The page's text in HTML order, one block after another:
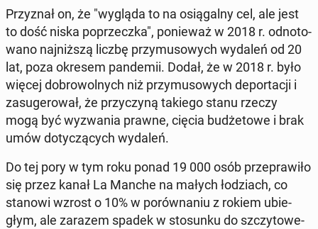
Przy­znał on, że "wygląda to na osią­gal­ny cel, ale jest
to dość niska po­przecz­ka", po­nie­waż w 2018 r. od­no­to­
wa­no naj­niż­szą liczbę przy­mu­so­wych wydaleń od 20
lat, poza okresem pan­de­mii. Dodał, że w 2018 r. było
więcej do­bro­wol­nych niż przy­mu­so­wych de­por­ta­cji i
za­su­ge­ro­wał, że przy­czy­ną takiego stanu rzeczy
mogą być wy­zwa­nia prawne, cięcia bu­dże­to­we i brak
umów do­ty­czą­cych wydaleń.
Do tej pory w tym roku ponad 19 000 osób prze­pra­wi­ło
się przez kanał La Manche na małych ło­dziach, co
stanowi wzrost o 10% w po­rów­na­niu z rokiem ubie­
głym, ale zarazem spadek w sto­sun­ku do szczy­to­we­